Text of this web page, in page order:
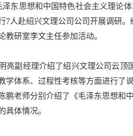
泽东思想和中国特色社会主义理论
7人赴绍兴文理公司公司开展调研。
教研室李文主任参加活动。
亮副经理介绍了绍兴文理公司云顶
学体系、过程性考核等方面进行了
鹏老师分别介绍了 《毛泽东思想和
具体情况。